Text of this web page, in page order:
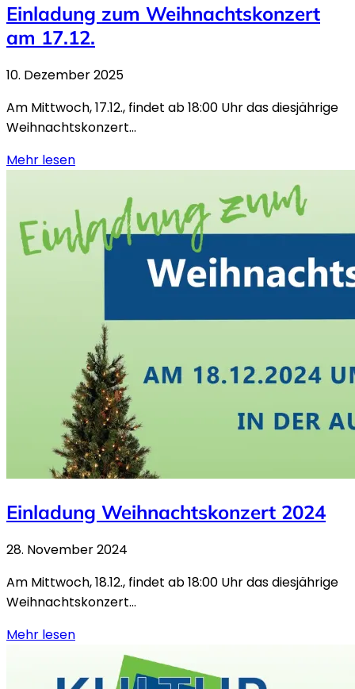
Einladung zum Weihnachtskonzert
am 17.12.
10. Dezember 2025
Am Mittwoch, 17.12., findet ab 18:00 Uhr das diesjährige
Weihnachtskonzert...
Mehr lesen
Einladung Weihnachtskonzert 2024
28. November 2024
Am Mittwoch, 18.12., findet ab 18:00 Uhr das diesjährige
Weihnachtskonzert...
Mehr lesen